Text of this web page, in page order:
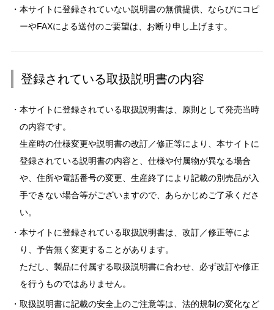
本サイトに登録されていない説明書の無償提供、ならびにコピ
ーやFAXによる送付のご要望は、お断り申し上げます。
登録されている取扱説明書の内容
本サイトに登録されている取扱説明書は、原則として発売当時
の内容です。
生産時の仕様変更や説明書の改訂／修正等により、本サイトに
登録されている説明書の内容と、仕様や付属物が異なる場合
や、住所や電話番号の変更、生産終了により記載の別売品が入
手できない場合等がございますので、あらかじめご了承くださ
い。
本サイトに登録されている取扱説明書は、改訂／修正等によ
り、予告無く変更することがあります。
ただし、製品に付属する取扱説明書に合わせ、必ず改訂や修正
を行うものではありません。
取扱説明書に記載の安全上のご注意等は、法的規制の変化など